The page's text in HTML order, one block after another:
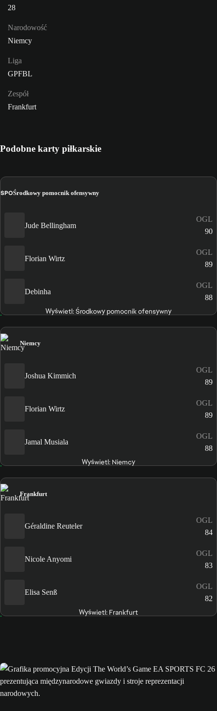
28
Narodowość
Niemcy
Liga
GPFBL
Zespół
Frankfurt
Podobne karty piłkarskie
ŚPOŚrodkowy pomocnik ofensywny
Jude Bellingham
OGL
90
Florian Wirtz
OGL
89
Debinha
OGL
88
Wyświetl: Środkowy pomocnik ofensywny
Niemcy
Joshua Kimmich
OGL
89
Florian Wirtz
OGL
89
Jamal Musiala
OGL
88
Wyświetl: Niemcy
Frankfurt
Géraldine Reuteler
OGL
84
Nicole Anyomi
OGL
83
Elisa Senß
OGL
82
Wyświetl: Frankfurt